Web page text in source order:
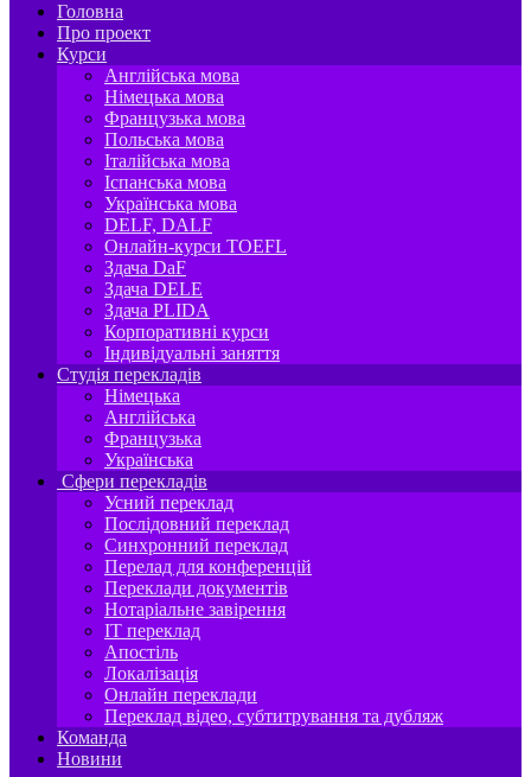
Головна
Про проект
Курси
Англійська мова
Німецька мова
Французька мова
Польська мова
Італійська мова
Іспанська мова
Українська мова
DELF, DALF
Онлайн-курси TOEFL
Здача DaF
Здача DELE
Здача PLIDA
Корпоративні курси
Індивідуальні заняття
Студія перекладів
Німецька
Англійська
Французька
Українська
Сфери перекладів
Усний переклад
Послідовний переклад
Синхронний переклад
Перелад для конференцій
Переклади документів
Нотаріальне завірення
IT переклад
Апостіль
Локалізація
Онлайн переклади
Переклад відео, субтитрування та дубляж
Команда
Новини